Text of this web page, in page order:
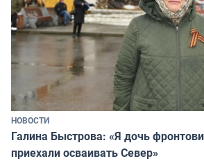
НОВОСТИ
Галина Быстрова: «Я дочь
приехали осваивать Север»